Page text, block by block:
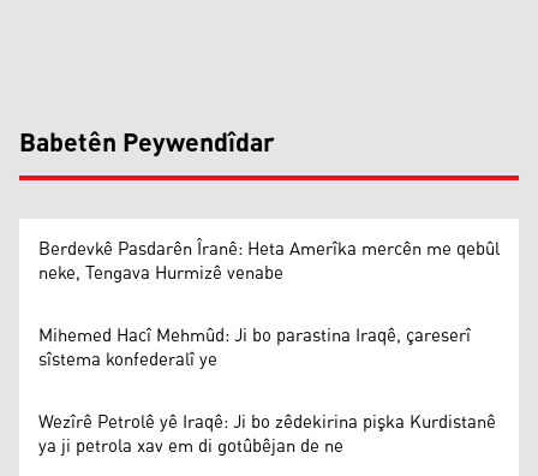
Babetên Peywendîdar
Berdevkê Pasdarên Îranê: Heta Amerîka mercên me qebûl
neke, Tengava Hurmizê venabe
Mihemed Hacî Mehmûd: Ji bo parastina Iraqê, çareserî
sîstema konfederalî ye
Wezîrê Petrolê yê Iraqê: Ji bo zêdekirina pişka Kurdistanê
ya ji petrola xav em di gotûbêjan de ne